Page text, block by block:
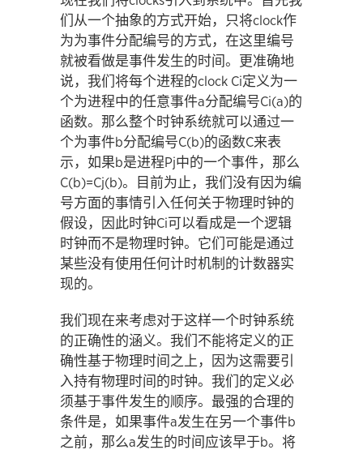
们从一个抽象的方式开始，只将clock作
为为事件分配编号的方式，在这里编号
就被看做是事件发生的时间。更准确地
说，我们将每个进程的clock Ci定义为一
个为进程中的任意事件a分配编号Ci(a)的
函数。那么整个时钟系统就可以通过一
个为事件b分配编号C(b)的函数C来表
示，如果b是进程Pj中的一个事件，那么
C(b)=Cj(b)。目前为止，我们没有因为编
号方面的事情引入任何关于物理时钟的
假设，因此时钟Ci可以看成是一个逻辑
时钟而不是物理时钟。它们可能是通过
某些没有使用任何计时机制的计数器实
现的。
我们现在来考虑对于这样一个时钟系统
的正确性的涵义。我们不能将定义的正
确性基于物理时间之上，因为这需要引
入持有物理时间的时钟。我们的定义必
须基于事件发生的顺序。最强的合理的
条件是，如果事件a发生在另一个事件b
之前，那么a发生的时间应该早于b。将